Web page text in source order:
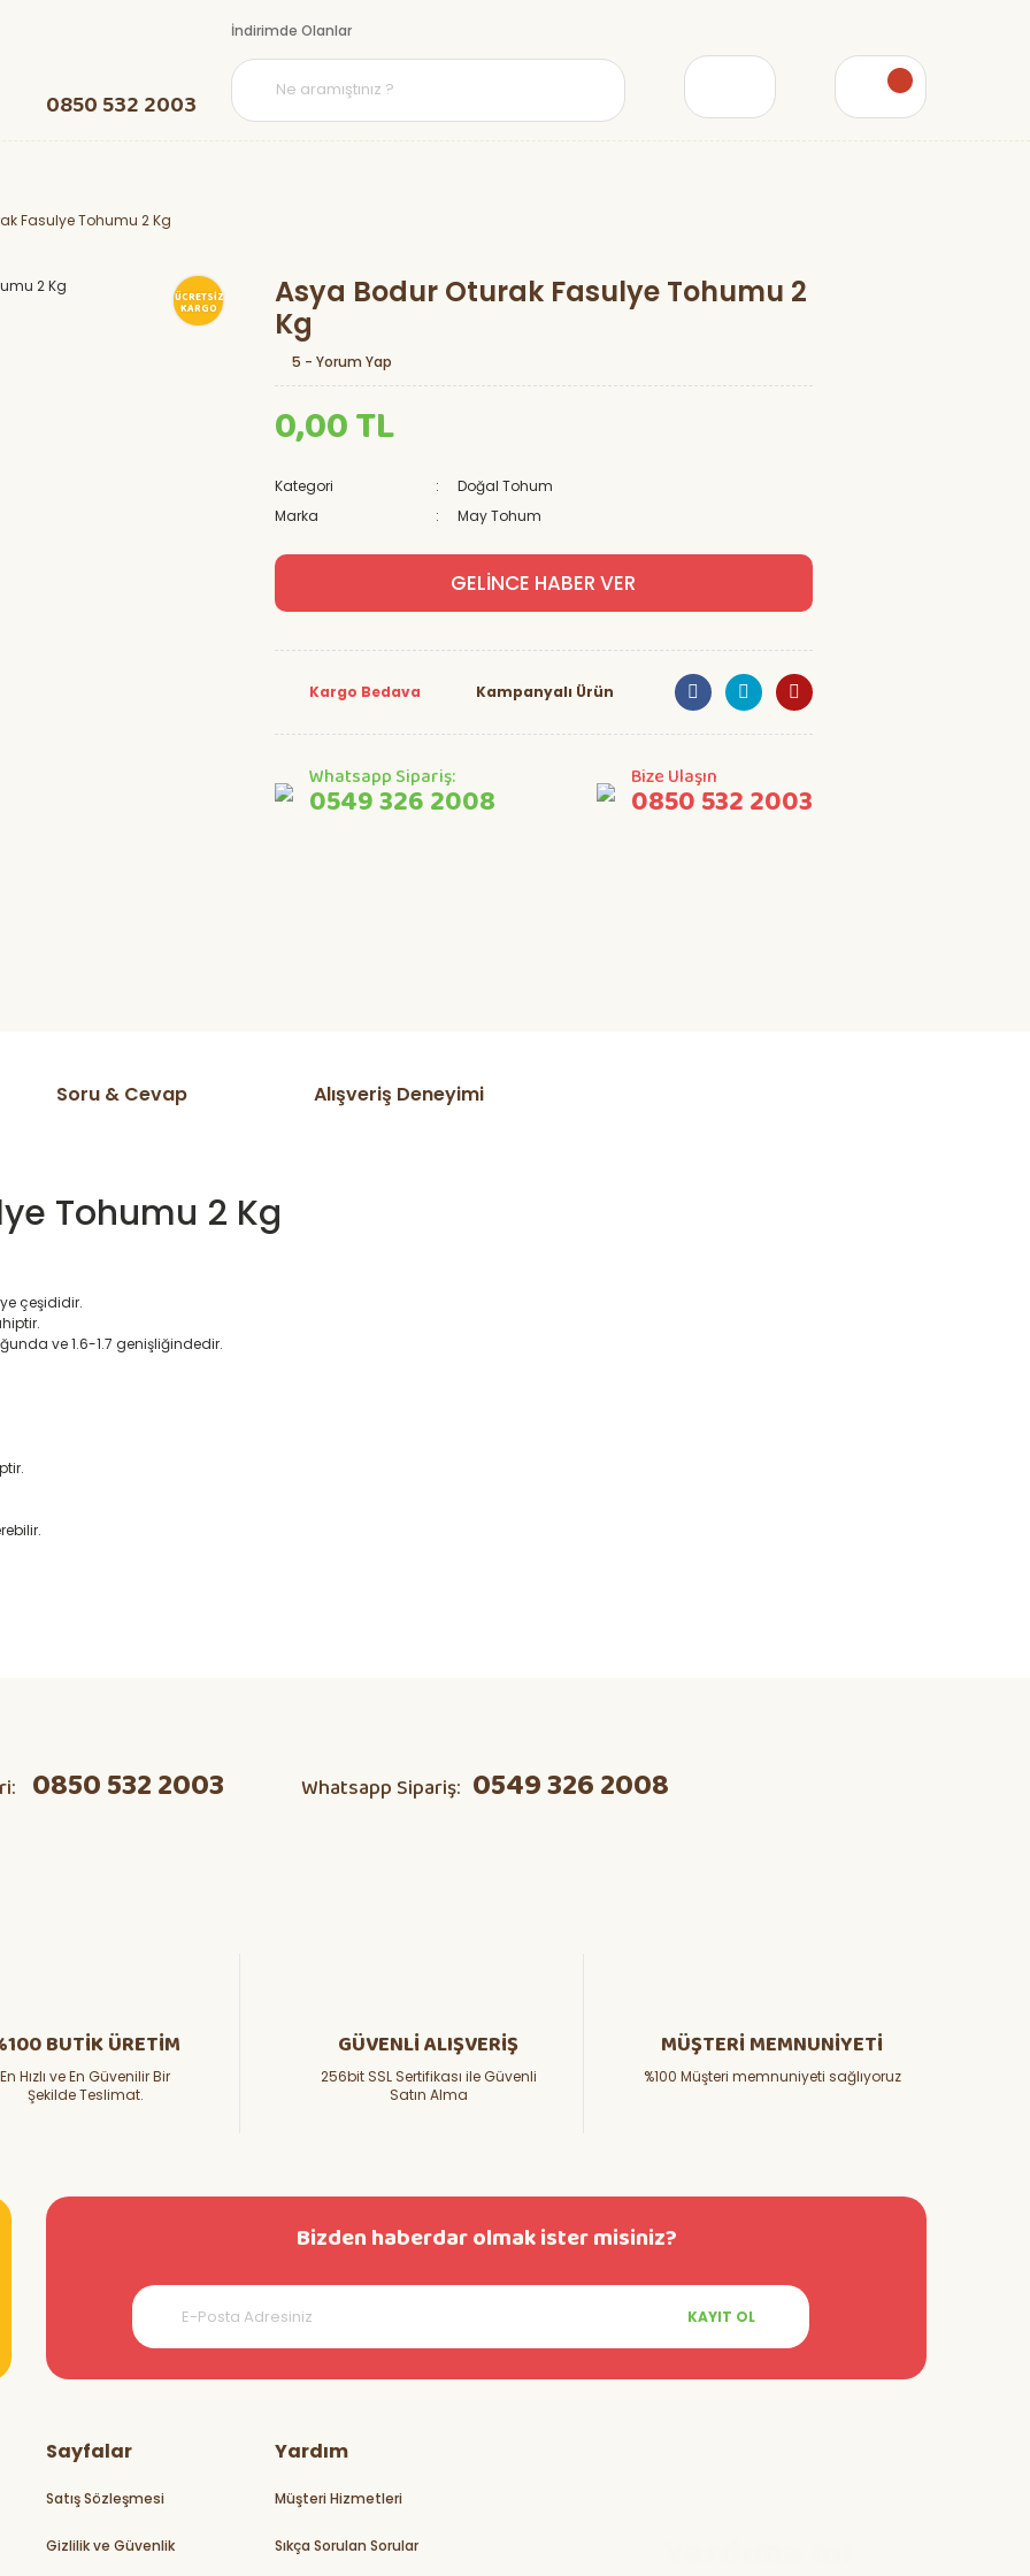
0850 532 2003
İndirimde Olanlar
Fasulye Tohumu 2 Kg
ÜCRETSİZ
KARGO
Asya Bodur Oturak Fasulye Tohumu 2
Kg
5 - Yorum Yap
0,00 TL
Kategori
Doğal Tohum
Marka
May Tohum
GELİNCE HABER VER
Kargo Bedava Kampanyalı Ürün
Whatsapp Sipariş:
0549 326 2008
Bize Ulaşın
0850 532 2003
Soru & Cevap Alışveriş Deneyimi
Tohumu 2 Kg
çeşididir.
ve 1.6-1.7 genişliğindedir.
0850 532 2003 Whatsapp Sipariş: 0549 326 2008
BUTİK ÜRETİM
En Hızlı ve En Güvenilir Bir
Şekilde Teslimat.
GÜVENLİ ALIŞVERİŞ
256bit SSL Sertifikası ile Güvenli
Satın Alma
MÜŞTERİ MEMNUNİYETİ
%100 Müşteri memnuniyeti sağlıyoruz
Bizden haberdar olmak ister misiniz?
KAYIT OL
Sayfalar
Satış Sözleşmesi
Gizlilik ve Güvenlik
Yardım
Müşteri Hizmetleri
Sıkça Sorulan Sorular